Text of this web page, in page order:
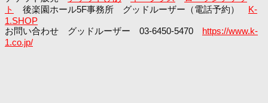
ト
後楽園ホール5F事務所 グッドルーザー（電話予約）
K-
1.SHOP
お問い合わせ グッドルーザー 03-6450-5470
https://www.k-
1.co.jp/